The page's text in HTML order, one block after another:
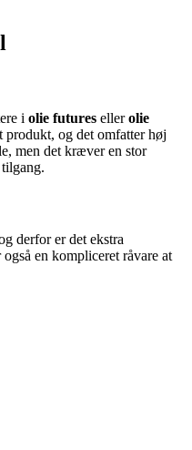
i olie futures ellerolie
produkt, og det omfatter høj
men det kræver en stor
derfor er det ekstra
en kompliceret råvare at